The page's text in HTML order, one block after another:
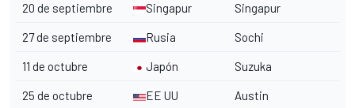
20 de septiembre Singapur Singapur
27 de septiembre Rusia Sochi
11 de octubre Japón Suzuka
25 de octubre EE UU Austin